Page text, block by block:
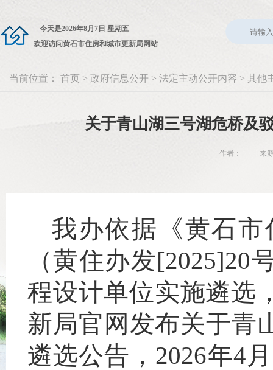
今天是2026年8月7日 星期五
欢迎访问黄石市住房和城市更新局网站
当前位置： 首页 > 政府信息公开 > 法定主动公开内容 > 其他
关于青山湖三号湖危桥及
作者： 来源
我办依据《黄石
（黄住办发
程设计单位实施遴选
新局官网发布关于青
遴选公告，2026年4